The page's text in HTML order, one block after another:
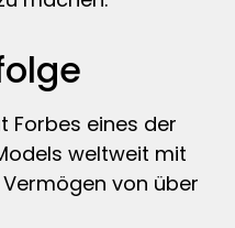
Forbes eines der
weltweit mit
von über